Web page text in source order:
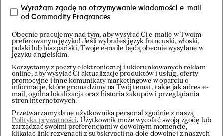
Paper Scent
Space Kit
Regular price
18€
Regular price
18€
Space Kit
18€
18€
Wyrażam zgodę na otrzymywanie wiadomości e-mail
od Commodity Fragrances
Obecnie pracujemy nad tym, aby wysyłać Ci e-maile w Twoim
preferowanym języku! Jeśli wybrałeś język francuski, włoski,
polski lub hiszpański, Twoje e-maile będą obecnie wysyłane w
języku angielskim.
Korzystamy z poczty elektronicznej i ukierunkowanych reklam
online, aby wysyłać Ci aktualizacje produktów i usług, oferty
promocyjne i inne komunikaty marketingowe w oparciu o
informacje, które gromadzimy na Twój temat, takie jak adres e-
mail, ogólna lokalizacja oraz historia zakupów i przeglądania
stron internetowych.
Przetwarzamy dane użytkownika personal zgodnie z naszą
Polityka prywatności. Użytkownik może wycofać swoją zgodę lub
zarządzać swoimi preferencjami w dowolnym momencie,
klikając link rezygnacji z subskrypcji na dole dowolnej z naszych